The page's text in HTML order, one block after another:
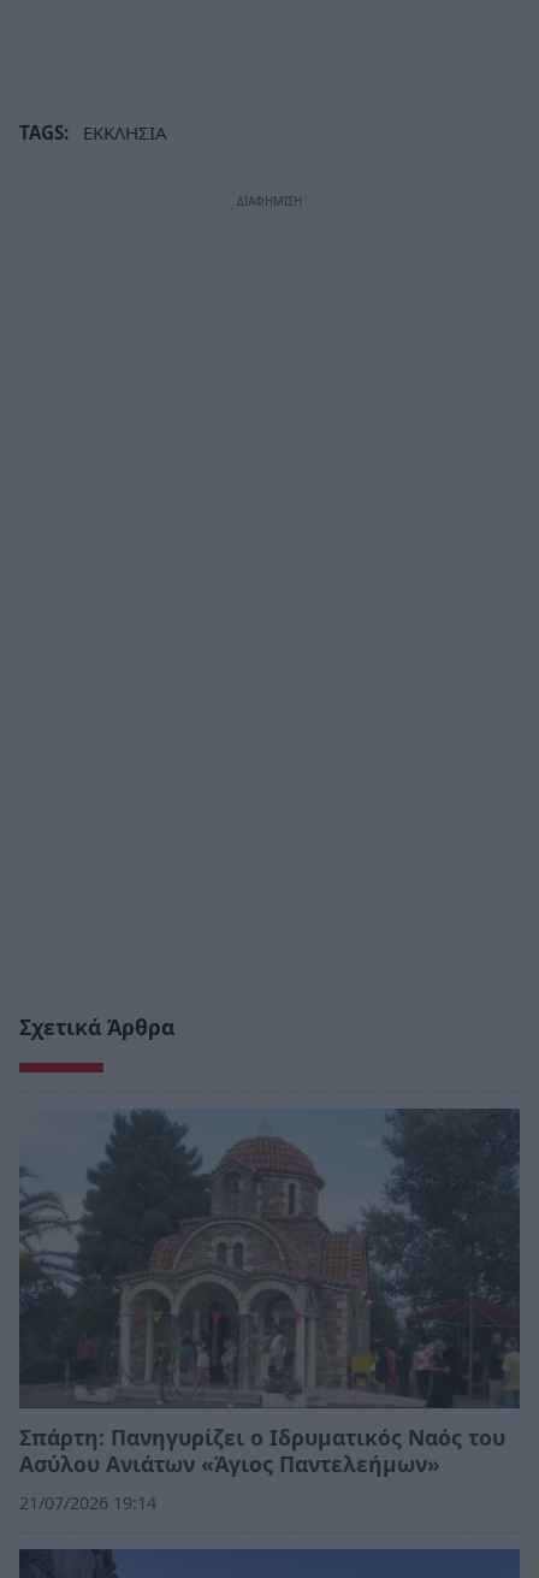
TAGS: ΕΚΚΛΗΣΙΑ
Σχετικά Άρθρα
Σπάρτη: Πανηγυρίζει ο Ιδρυματικός Ναός του
Ασύλου Ανιάτων «Άγιος Παντελεήμων»
21/07/2026 19:14